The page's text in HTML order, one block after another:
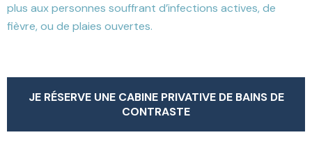
plus aux personnes souffrant d’infections actives, de
fièvre, ou de plaies ouvertes.
JE RÉSERVE UNE CABINE PRIVATIVE DE BAINS DE
CONTRASTE
JE RÉSERVE UNE CABINE PRIVATIVE DE BAINS DE